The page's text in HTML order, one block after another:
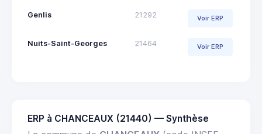
Genlis 21292 Voir ERP
Nuits-Saint-Georges 21464 Voir ERP
ERP à CHANCEAUX (21440) — Synthèse